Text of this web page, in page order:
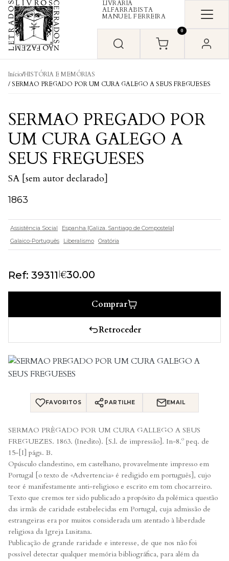
Skip to content
LIVRARIA
ALFARRABISTA
MANUEL FERREIRA
0
Início/HISTÓRIA E MEMÓRIAS
/ SERMAO PREGADO POR UM CURA GALEGO A SEUS FREGUESES
SERMAO PREGADO POR
UM CURA GALEGO A
SEUS FREGUESES
SA [sem autor declarado]
1863
Assistência Social
Espanha [Galiza. Santiago de Compostela]
Galaico-Português
Liberalismo Oratória
Ref: 39311|€30.00
Comprar
Retroceder
FAVORITOS PARTILHE EMAIL
SERMAO PRÈGADO POR UM CURA GALLEGO A SEUS
FREGUEZES. 1863. (Inedito). [S.l. de impressão]. In-8.º peq. de
15-[I] págs. B.
Opúsculo clandestino, em castelhano, provavelmente impresso em
Portugal [o texto de «Advertencia» é redigido em português], cujo
teor é manifestamente anti-religioso e escrito em tom chocarreiro.
Texto que cremos ter sido publicado a propósito da polémica questão
das irmãs de caridade estabelecidas em Portugal, cuja admissão de
estrangeiras era por muitos considerada um atentado à liberdade
religiosa da Igreja Lusitana.
Publicação de grande raridade e interesse, de que nos não foi
possível detectar qualquer memória bibliográfica, para além da